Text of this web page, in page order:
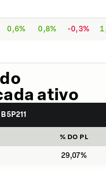
0,6% 0,8% -0,3%
ativo
B5P211
% DO PL
29,07%